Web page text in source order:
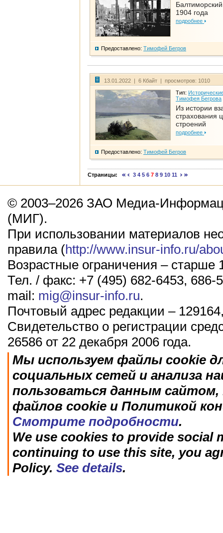
1904 года
подробнее
Предоставлено: Тимофей Бегров
13.01.2022 | 6 Кбайт | просмотров: 1010
Тип:
Тимофея Бегрова
Из истории
страхования
строений
подробнее
Предоставлено: Тимофей Бегров
Страницы: 3 4 5 6 7 8 9 10 11
© 2003–2026 ЗАО Медиа-
(МИГ).
При использовании материалов
правила (http://www.insur-info.ru/
Возрастные ограничения – старше
Тел. / факс: +7 (495) 682-6453, 686-
mail: mig@insur-info.ru.
Почтовый адрес редакции –
Свидетельство о регистрации
26586 от 22 декабря 2006 года.
Мы используем файлы cookie
социальных сетей и анализа
пользоваться данным
файлов cookie и Политикой
Смотрите подробности.
We use cookies to provide social
continuing to use this site, you
Policy. See details.